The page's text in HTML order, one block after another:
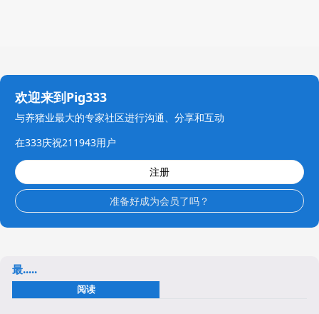
欢迎来到Pig333
与养猪业最大的专家社区进行沟通、分享和互动
在333庆祝211943用户
注册
准备好成为会员了吗？
最.....
阅读